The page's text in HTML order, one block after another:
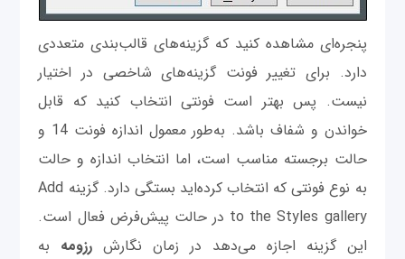
پنجره‌ای مشاهده کنید که گزینه‌های قالب‌بندی متعددی
دارد. برای تغییر فونت گزینه‌های شاخصی در اختیار
نیست. پس بهتر است فونتی انتخاب کنید که قابل
خواندن و شفاف باشد. به‌طور معمول اندازه فونت 14 و
حالت برجسته مناسب است، اما انتخاب اندازه و حالت
به نوع فونتی که انتخاب کرده‌اید بستگی دارد. گزینه Add
to the Styles gallery در حالت پیش‌فرض فعال است.
این گزینه اجازه می‌دهد در زمان نگارش رزومه به